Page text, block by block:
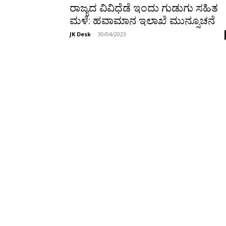
ರಾಜ್ಯದ ವಿವಿಧೆಡೆ ಇಂದು ಗುಡುಗು ಸಹಿತ
ಮಳೆ: ಹವಾಮಾನ ಇಲಾಖೆ ಮುನ್ಸೂಚನೆ
JK Desk - 30/04/2023